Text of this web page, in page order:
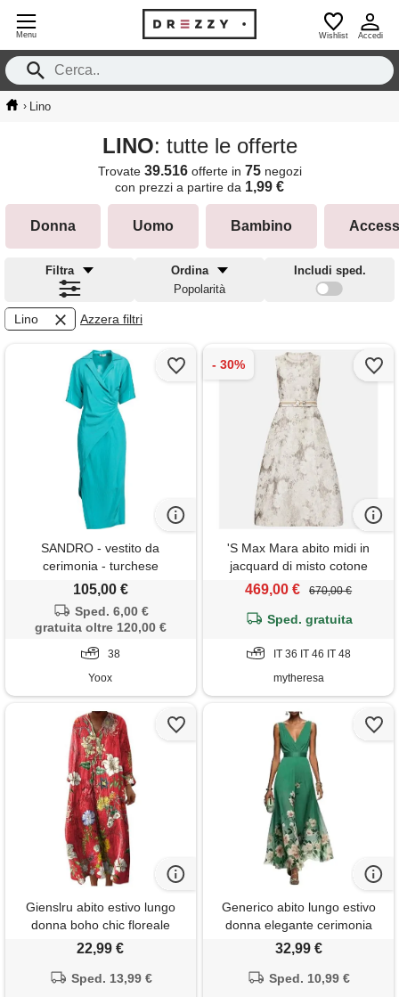
Menu Wishlist Accedi
› Lino
LINO: tutte le offerte
Trovate 39.516offerte in 75negozi
con prezzi a partire da 1,99 €
Donna Uomo Bambino
Filtra
Ordina
Popolarità
Includi sped.
Lino Azzera filtri
SANDRO - vestito da
cerimonia - turchese
105,00 €
Sped. 6,00 €
gratuita oltre 120,00 €
38
Yoox
'S Max Mara abito midi in
jacquard di misto cotone
469,00 € 670,00 €
Sped. gratuita
IT 36 IT 46 IT 48
mytheresa
Gienslru abito estivo lungo
donna boho chic floreale
vintage, scollo a v maniche
tasche, vestito elegante
22,99 €
Sped. 13,99 €
Generico abito lungo estivo
donna elegante cerimonia
vestito matrimonio invitata
scollo a v sexy maxi taglie forti
32,99 €
Sped. 10,99 €